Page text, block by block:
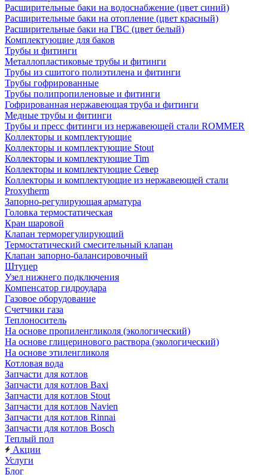
Расширительные баки на водоснабжение (цвет синий)
Расширительные баки на отопление (цвет красный)
Расширительные баки на ГВС (цвет белый)
Комплектующие для баков
Трубы и фитинги
Металлопластиковые трубы и фитинги
Трубы из сшитого полиэтилена и фитинги
Трубы гофрированные
Трубы полипропиленовые и фитинги
Гофрированная нержавеющая труба и фитинги
Медные трубы и фитинги
Трубы и пресс фитинги из нержавеющей стали ROMMER
Коллекторы и комплектующие
Коллекторы и комплектующие Stout
Коллекторы и комплектующие Tim
Коллекторы и комплектующие Север
Коллекторы и комплектующие из нержавеющей стали
Proxytherm
Запорно-регулирующая арматура
Головка термостатическая
Кран шаровой
Клапан терморегулирующий
Термостатический смесительный клапан
Клапан запорно-балансировочный
Штуцер
Узел нижнего подключения
Компенсатор гидроудара
Газовое оборудование
Счетчики газа
Теплоноситель
На основе пропиленгликоля (экологический)
На основе глицеринового раствора (экологический)
На основе этиленгликоля
Котловая вода
Запчасти для котлов
Запчасти для котлов Baxi
Запчасти для котлов Stout
Запчасти для котлов Navien
Запчасти для котлов Rinnai
Запчасти для котлов Bosch
Теплый пол
Акции
Услуги
Блог